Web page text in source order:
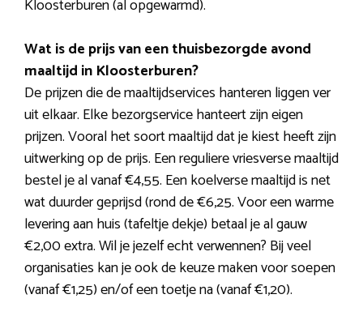
Kloosterburen (al opgewarmd).
Wat is de prijs van een thuisbezorgde avond
maaltijd in Kloosterburen?
De prijzen die de maaltijdservices hanteren liggen ver
uit elkaar. Elke bezorgservice hanteert zijn eigen
prijzen. Vooral het soort maaltijd dat je kiest heeft zijn
uitwerking op de prijs. Een reguliere vriesverse maaltijd
bestel je al vanaf €4,55. Een koelverse maaltijd is net
wat duurder geprijsd (rond de €6,25. Voor een warme
levering aan huis (tafeltje dekje) betaal je al gauw
€2,00 extra. Wil je jezelf echt verwennen? Bij veel
organisaties kan je ook de keuze maken voor soepen
(vanaf €1,25) en/of een toetje na (vanaf €1,20).